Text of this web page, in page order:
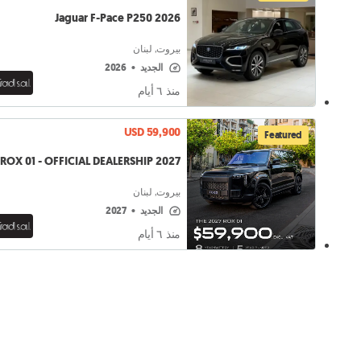
Jaguar F-Pace P250 2026
بيروت, لبنان
الجديد •
2026
منذ ٦ أيام
Featured
USD 59,900
2027 ROX 01 - OFFICIAL DEALERSHIP
بيروت, لبنان
الجديد •
2027
منذ ٦ أيام